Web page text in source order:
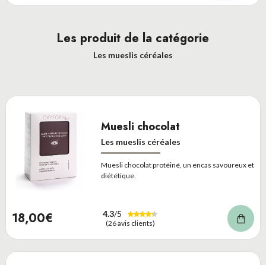
Les produit de la catégorie
Les mueslis céréales
Muesli chocolat
Les mueslis céréales
Muesli chocolat protéiné, un encas savoureux et
diététique.
18,00€ 4.3/5
(26 avis clients)